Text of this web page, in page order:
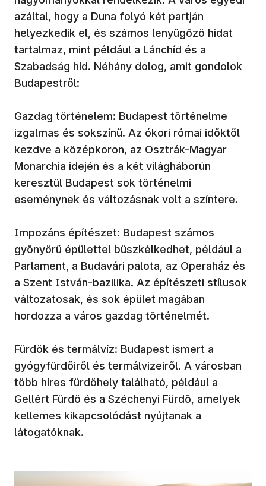
azáltal, hogy a Duna folyó két partján
helyezkedik el, és számos lenyűgöző hidat
tartalmaz, mint például a Lánchíd és a
Szabadság híd. Néhány dolog, amit gondolok
Budapestről:
Gazdag történelem: Budapest történelme
izgalmas és sokszínű. Az ókori római időktől
kezdve a középkoron, az Osztrák-Magyar
Monarchia idején és a két világháborún
keresztül Budapest sok történelmi
eseménynek és változásnak volt a színtere.
Impozáns építészet: Budapest számos
gyönyörű épülettel büszkélkedhet, például a
Parlament, a Budavári palota, az Operaház és
a Szent István-bazilika. Az építészeti stílusok
változatosak, és sok épület magában
hordozza a város gazdag történelmét.
Fürdők és termálvíz: Budapest ismert a
gyógyfürdőiről és termálvizeiről. A városban
több híres fürdőhely található, például a
Gellért Fürdő és a Széchenyi Fürdő, amelyek
kellemes kikapcsolódást nyújtanak a
látogatóknak.